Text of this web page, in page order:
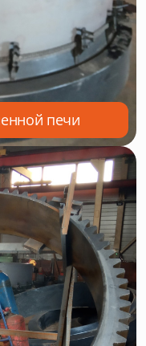
печи